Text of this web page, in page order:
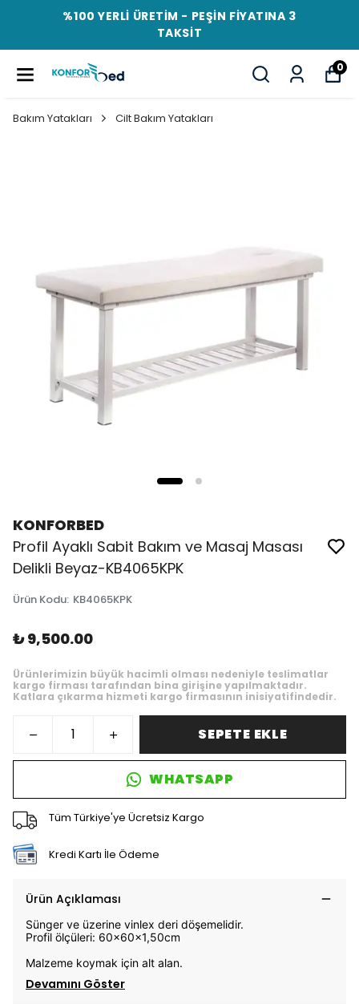
%100 YERLİ ÜRETİM - PEŞİN FİYATINA 3
TAKSİT
0
Bakım Yatakları Cilt Bakım Yatakları
KONFORBED
Profil Ayaklı Sabit Bakım ve Masaj Masası
Delikli Beyaz-KB4065KPK
Ürün Kodu: KB4065KPK
₺ 9,500.00
Ürünlerimizin büyük hacimli olması nedeniyle teslimatlar
kargo firması tarafından bina girişine yapılmaktadır.
Katlara çıkarma hizmeti kargo firmasının inisiyatifindedir.
SEPETE EKLE
WHATSAPP
Tüm Türkiye'ye Ücretsiz Kargo
Kredi Kartı İle Ödeme
Ürün Açıklaması
Sünger ve üzerine vinlex deri döşemelidir.
Profil ölçüleri: 60x60x1,50cm
Malzeme koymak için alt alan.
Devamını Göster